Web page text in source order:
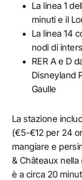
La linea 1
minuti e il
La linea 14
nodi di
RER A e D
Disneyland
Gaulle
La stazione
(€5-€12 per 24
mangiare e
& Châteaux
è a circa 20